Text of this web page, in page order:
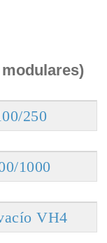
250
1000
VH4